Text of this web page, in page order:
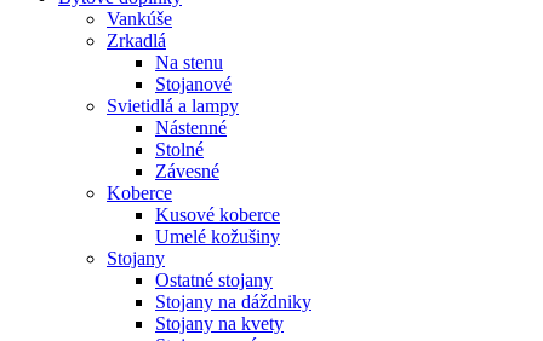
Vankúše
Zrkadlá
Na stenu
Stojanové
Svietidlá a lampy
Nástenné
Stolné
Závesné
Koberce
Kusové koberce
Umelé kožušiny
Stojany
Ostatné stojany
Stojany na dáždniky
Stojany na kvety